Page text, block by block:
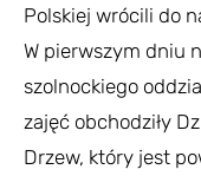
Polskiej wrócili do
W pierwszym dniu
szolnockiego
zajęć obchodziły
Drzew, który jest